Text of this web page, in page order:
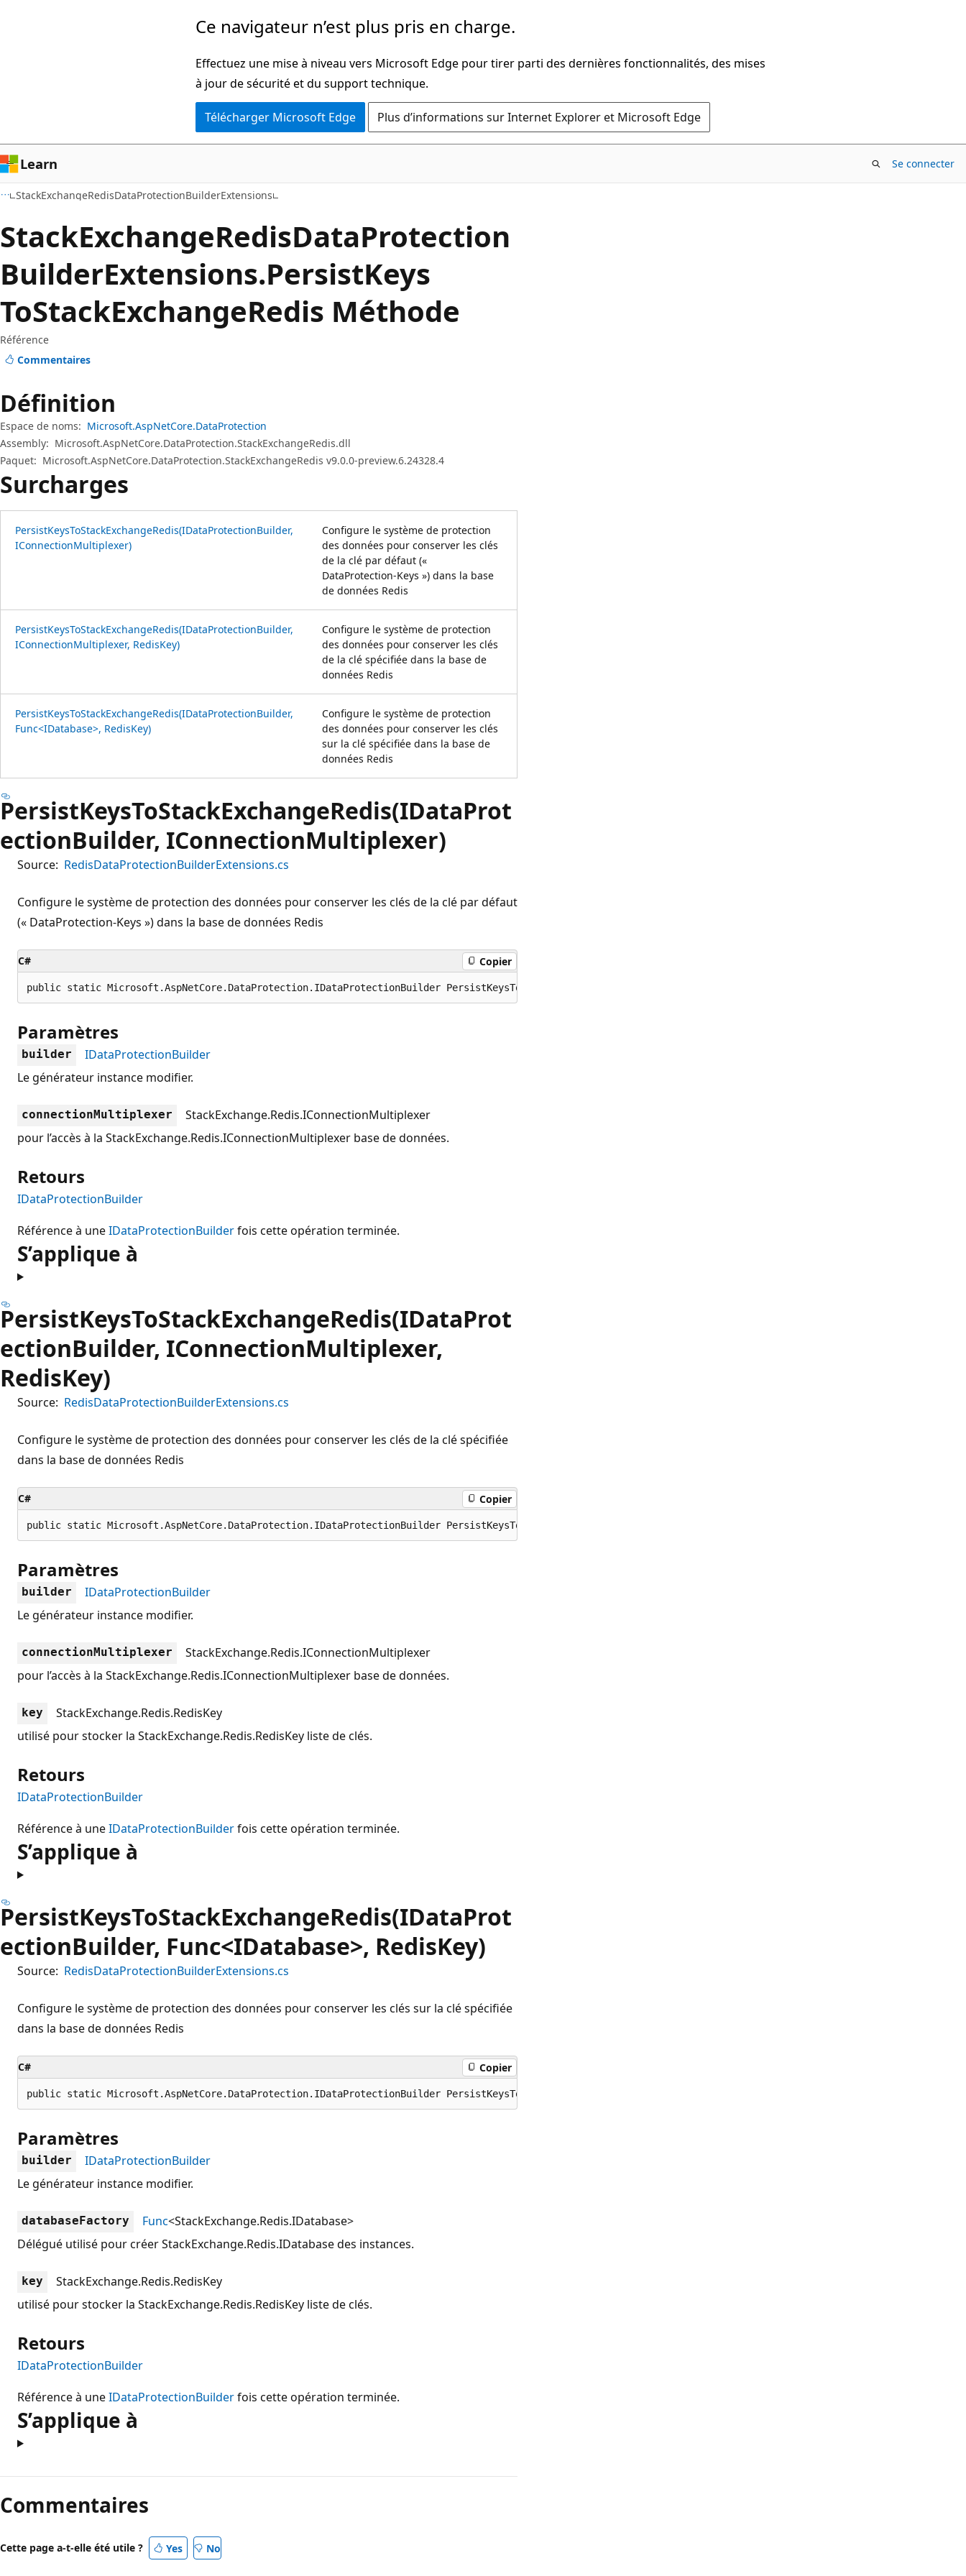
page
Ce navigateur n’est plus pris en charge.
Effectuez une mise à niveau vers Microsoft Edge pour tirer parti des dernières fonctionnalités, des mises
à jour de sécurité et du support technique.
Télécharger Microsoft Edge Plus d’informations sur Internet Explorer et Microsoft Edge
Learn Se connecter
StackExchangeRedisDataProtectionBuilderExtensions
StackExchangeRedisDataProtection
BuilderExtensions.PersistKeys
ToStackExchangeRedis Méthode
Référence
Commentaires
Définition
Espace de noms: Microsoft.AspNetCore.DataProtection
Assembly: Microsoft.AspNetCore.DataProtection.StackExchangeRedis.dll
Paquet: Microsoft.AspNetCore.DataProtection.StackExchangeRedis v9.0.0-preview.6.24328.4
Surcharges
PersistKeysToStackExchangeRedis(IDataProtectionBuilder,
IConnectionMultiplexer)
Configure le système de protection
des données pour conserver les clés
de la clé par défaut («
DataProtection-Keys ») dans la base
de données Redis
PersistKeysToStackExchangeRedis(IDataProtectionBuilder,
IConnectionMultiplexer, RedisKey)
Configure le système de protection
des données pour conserver les clés
de la clé spécifiée dans la base de
données Redis
PersistKeysToStackExchangeRedis(IDataProtectionBuilder,
Func<IDatabase>, RedisKey)
Configure le système de protection
des données pour conserver les clés
sur la clé spécifiée dans la base de
données Redis
PersistKeysToStackExchangeRedis(IDataProt
ectionBuilder, IConnectionMultiplexer)
Source: RedisDataProtectionBuilderExtensions.cs
Configure le système de protection des données pour conserver les clés de la clé par défaut
(« DataProtection-Keys ») dans la base de données Redis
C# Copier
public static Microsoft.AspNetCore.DataProtection.IDataProtectionBuilder PersistKeysToStackExchangeRedis (this
Paramètres
builder
IDataProtectionBuilder
Le générateur instance modifier.
connectionMultiplexer
StackExchange.Redis.IConnectionMultiplexer
pour l’accès à la StackExchange.Redis.IConnectionMultiplexer base de données.
Retours
IDataProtectionBuilder
Référence à uneIDataProtectionBuilderfois cette opération terminée.
S’applique à
PersistKeysToStackExchangeRedis(IDataProt
ectionBuilder, IConnectionMultiplexer,
RedisKey)
Source: RedisDataProtectionBuilderExtensions.cs
Configure le système de protection des données pour conserver les clés de la clé spécifiée
dans la base de données Redis
C# Copier
public static Microsoft.AspNetCore.DataProtection.IDataProtectionBuilder PersistKeysToStackExchangeRedis (this
Paramètres
builder
IDataProtectionBuilder
Le générateur instance modifier.
connectionMultiplexer
StackExchange.Redis.IConnectionMultiplexer
pour l’accès à la StackExchange.Redis.IConnectionMultiplexer base de données.
key
StackExchange.Redis.RedisKey
utilisé pour stocker la StackExchange.Redis.RedisKey liste de clés.
Retours
IDataProtectionBuilder
Référence à uneIDataProtectionBuilderfois cette opération terminée.
S’applique à
PersistKeysToStackExchangeRedis(IDataProt
ectionBuilder, Func<IDatabase>, RedisKey)
Source: RedisDataProtectionBuilderExtensions.cs
Configure le système de protection des données pour conserver les clés sur la clé spécifiée
dans la base de données Redis
C# Copier
public static Microsoft.AspNetCore.DataProtection.IDataProtectionBuilder PersistKeysToStackExchangeRedis (this
Paramètres
builder
IDataProtectionBuilder
Le générateur instance modifier.
databaseFactory Func<StackExchange.Redis.IDatabase>
Délégué utilisé pour créerStackExchange.Redis.IDatabasedes instances.
key
StackExchange.Redis.RedisKey
utilisé pour stocker la StackExchange.Redis.RedisKey liste de clés.
Retours
IDataProtectionBuilder
Référence à uneIDataProtectionBuilderfois cette opération terminée.
S’applique à
Commentaires
Cette page a-t-elle été utile ? Yes No